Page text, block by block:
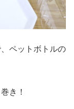
ペットボトルの
き！